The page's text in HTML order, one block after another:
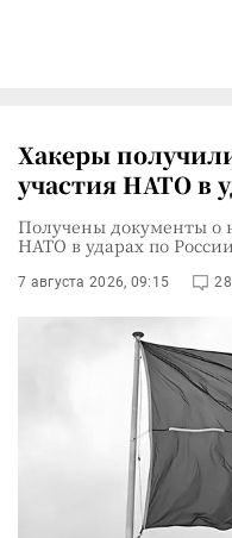
Хакеры
участия НАТО в
Получены документы о
НАТО в ударах по России
7 августа 2026, 09:15 28